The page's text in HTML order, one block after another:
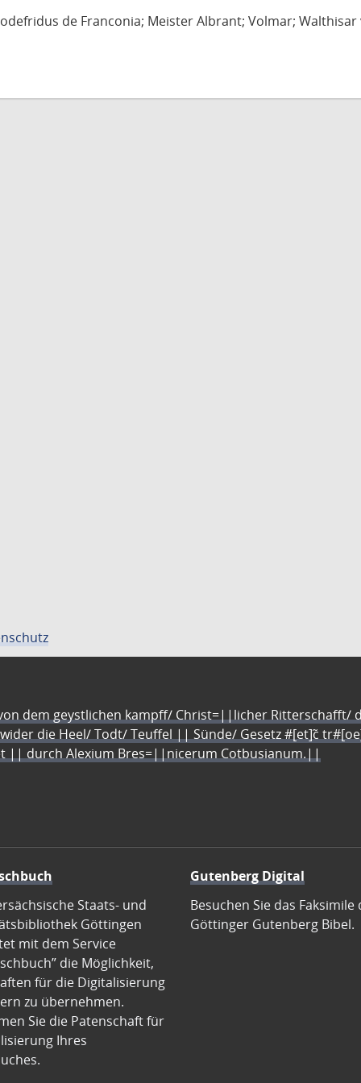
de Franconia; Meister Albrant; Volmar;
dem geystlichen kampff/ Christ=||licher Ritterschafft/
die Heel/ Todt/ Teuffel || Sünde/ Gesetz #[et]c̃
|| durch Alexium Bres=||nicerum Cotbusianum.||
Staats- und
Göttingen
mit dem Service
die Möglichkeit,
für die Digitalisierung
zu übernehmen.
Sie die Patenschaft für
Ihres
Gutenberg Digital
Besuchen Sie das Faksimile
Göttinger Gutenberg Bibel.